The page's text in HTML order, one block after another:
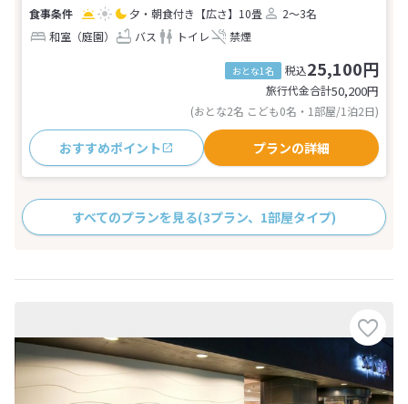
夕・朝食付き 【広さ】10畳
2～3名
和室（庭園）
バス トイレ 禁煙
おとな1名 税込25,100円
旅行代金合計50,200円
(おとな2名 こども0名・1部屋/1泊2日)
おすすめポイント プランの詳細
すべてのプランを見る(3プラン、1部屋タイプ)